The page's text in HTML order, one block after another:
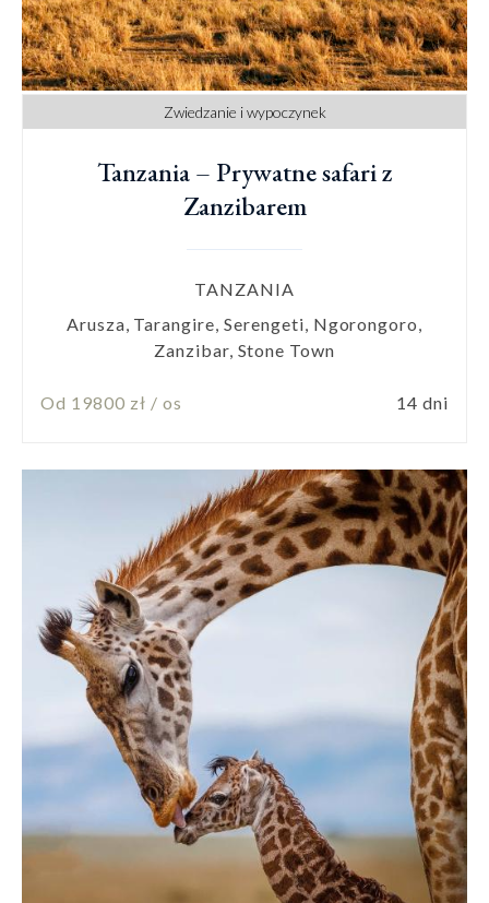
Zwiedzanie i wypoczynek
Tanzania – Prywatne safari z
Zanzibarem
TANZANIA
Arusza, Tarangire, Serengeti, Ngorongoro,
Zanzibar, Stone Town
Od 19800 zł / os 14 dni